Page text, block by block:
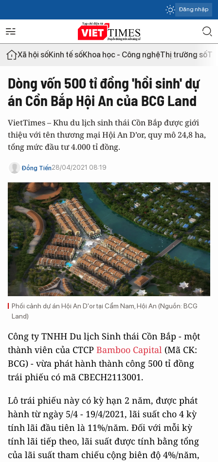
Đăng nhập
Xã hội sốKinh tế sốKhoa học - Công nghệThị trường số
Dòng vốn 500 tỉ đồng 'hồi sinh' dự
án Cồn Bắp Hội An của BCG Land
VietTimes – Khu du lịch sinh thái Cồn Bắp được giới
thiệu với tên thương mại Hội An D’or, quy mô 24,8 ha,
tổng mức đầu tư 4.000 tỉ đồng.
Đồng Tiến28/04/2021 08:19
Phối cảnh dự án Hội An D'or tại Cẩm Nam, Hội An (Nguồn: BCG
Land)
Công ty TNHH Du lịch Sinh thái Cồn Bắp - một
thành viên của CTCP Bamboo Capital (Mã CK:
BCG) - vừa phát hành thành công 500 tỉ đồng
trái phiếu có mã CBECH2113001.
Lô trái phiếu này có kỳ hạn 2 năm, được phát
hành từ ngày 5/4 - 19/4/2021, lãi suất cho 4 kỳ
tính lãi đầu tiên là 11%/năm. Đối với mỗi kỳ
tính lãi tiếp theo, lãi suất được tính bằng tổng
của lãi suất tham chiếu cộng biên độ 4%/năm,